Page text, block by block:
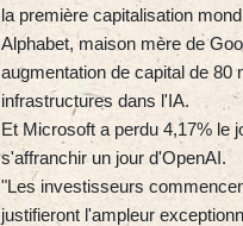
la première capitalisation
Alphabet, maison mère de
augmentation de capital de 80
infrastructures dans l'IA.
Et Microsoft a perdu 4,17% le
s'affranchir un jour d'OpenAI.
"Les investisseurs
justifieront l'ampleur